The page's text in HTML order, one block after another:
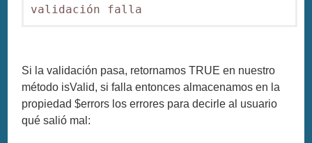
validación falla
Si la validación pasa, retornamos TRUE en nuestro
método isValid, si falla entonces almacenamos en la
propiedad $errors los errores para decirle al usuario
qué salió mal: